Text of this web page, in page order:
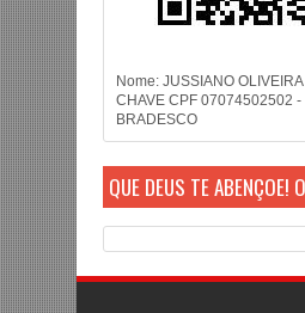
Nome: JUSSIANO
CHAVE CPF 07074502502 -
BRADESCO
QUE DEUS TE ABENÇOE!